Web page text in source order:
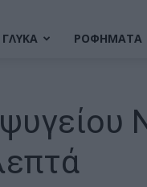
ΓΛΥΚΑ ΡΟΦΗΜΑΤΑ